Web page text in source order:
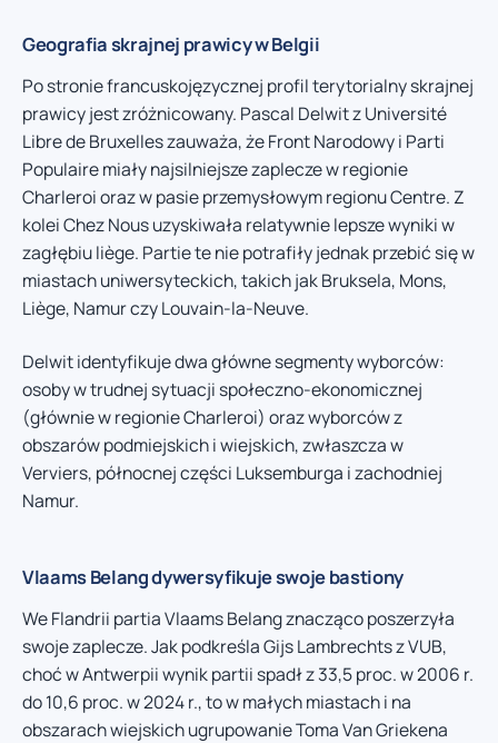
Geografia skrajnej prawicy w Belgii
Po stronie francuskojęzycznej profil terytorialny skrajnej
prawicy jest zróżnicowany. Pascal Delwit z Université
Libre de Bruxelles zauważa, że Front Narodowy i Parti
Populaire miały najsilniejsze zaplecze w regionie
Charleroi oraz w pasie przemysłowym regionu Centre. Z
kolei Chez Nous uzyskiwała relatywnie lepsze wyniki w
zagłębiu liège. Partie te nie potrafiły jednak przebić się w
miastach uniwersyteckich, takich jak Bruksela, Mons,
Liège, Namur czy Louvain-la-Neuve.
Delwit identyfikuje dwa główne segmenty wyborców:
osoby w trudnej sytuacji społeczno-ekonomicznej
(głównie w regionie Charleroi) oraz wyborców z
obszarów podmiejskich i wiejskich, zwłaszcza w
Verviers, północnej części Luksemburga i zachodniej
Namur.
Vlaams Belang dywersyfikuje swoje bastiony
We Flandrii partia Vlaams Belang znacząco poszerzyła
swoje zaplecze. Jak podkreśla Gijs Lambrechts z VUB,
choć w Antwerpii wynik partii spadł z 33,5 proc. w 2006 r.
do 10,6 proc. w 2024 r., to w małych miastach i na
obszarach wiejskich ugrupowanie Toma Van Griekena